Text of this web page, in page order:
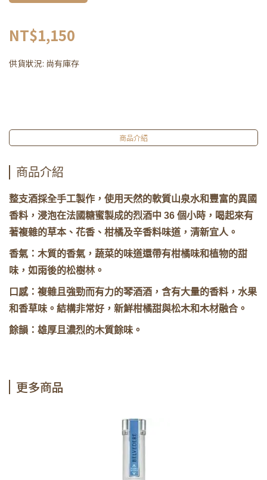
NT$1,150
供貨狀況: 尚有庫存
商品介紹
商品介紹
整支酒採全手工製作，使用天然的軟質山泉水和豐富的異國
香料，浸泡在法國糖蜜製成的烈酒中 36 個小時，喝起來有
著複雜的草本、花香、柑橘及辛香料味道，清新宜人。
香氣：木質的香氣，蔬菜的味道還帶有柑橘味和植物的甜
味，如雨後的松樹林。
口感：複雜且強勁而有力的琴酒酒，含有大量的香料，水果
和香草味。結構非常好，新鮮柑橘甜與松木和木材融合。
餘韻：雄厚且濃烈的木質餘味。
更多商品